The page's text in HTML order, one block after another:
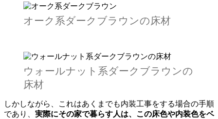
オーク系ダークブラウンの床材
ウォールナット系ダークブラウンの
床材
しかしながら、これはあくまでも内装工事をする場合の手順
であり、 実際にその家で暮らす人は、この床色や内装色をベ